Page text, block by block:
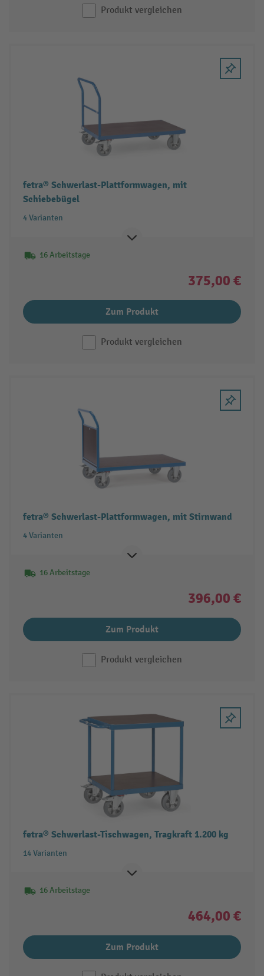
Produkt vergleichen
fetra® Schwerlast-Plattformwagen, mit
Schiebebügel
4 Varianten
16 Arbeitstage
375,00 €
Zum Produkt
Produkt vergleichen
fetra® Schwerlast-Plattformwagen, mit Stirnwand
4 Varianten
16 Arbeitstage
396,00 €
Zum Produkt
Produkt vergleichen
fetra® Schwerlast-Tischwagen, Tragkraft 1.200 kg
14 Varianten
16 Arbeitstage
464,00 €
Zum Produkt